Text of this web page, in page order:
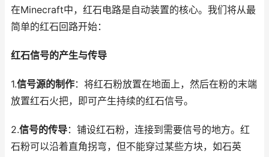
在Minecraft中，红石电路是自动装置的核心。我们将从最
简单的红石回路开始：
红石信号的产生与传导
1.信号源的制作：将红石粉放置在地面上，然后在粉的末端
放置红石火把，即可产生持续的红石信号。
2.信号的传导：铺设红石粉，连接到需要信号的地方。红
石粉可以沿着直角拐弯，但不能穿过某些方块，如石英